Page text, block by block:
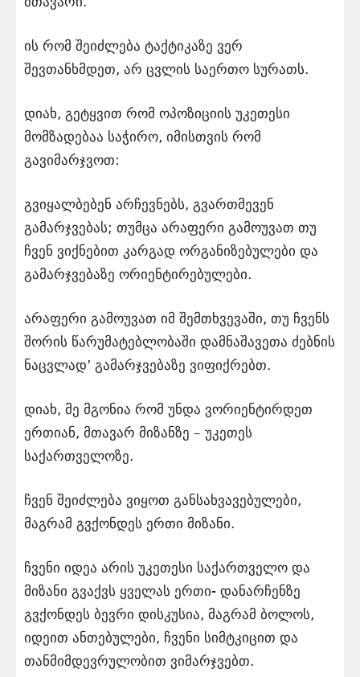
ის რომ შეიძლება ტაქტიკაზე ვერ
შევთანხმდეთ, არ ცვლის საერთო სურათს.
დიახ, გეტყვით რომ ოპოზიციის უკეთესი
მომზადებაა საჭირო, იმისთვის რომ
გავიმარჯვოთ:
გვიყალბებენ არჩევნებს, გვართმევენ
გამარჯვებას; თუმცა არაფერი გამოუვათ თუ
ჩვენ ვიქნებით კარგად ორგანიზებულები და
გამარჯვებაზე ორიენტირებულები.
არაფერი გამოუვათ იმ შემთხვევაში, თუ ჩვენს
შორის წარუმატებლობაში დამნაშავეთა ძებნის
ნაცვლად’ გამარჯვებაზე ვიფიქრებთ.
დიახ, მე მგონია რომ უნდა ვორიენტირდეთ
ერთიან, მთავარ მიზანზე – უკეთეს
საქართველოზე.
ჩვენ შეიძლება ვიყოთ განსახვავებულები,
მაგრამ გვქონდეს ერთი მიზანი.
ჩვენი იდეა არის უკეთესი საქართველო და
მიზანი გვაქვს ყველას ერთი- დანარჩენზე
გვქონდეს ბევრი დისკუსია, მაგრამ ბოლოს,
იდეით ანთებულები, ჩვენი სიმტკიცით და
თანმიმდევრულობით ვიმარჯვებთ.